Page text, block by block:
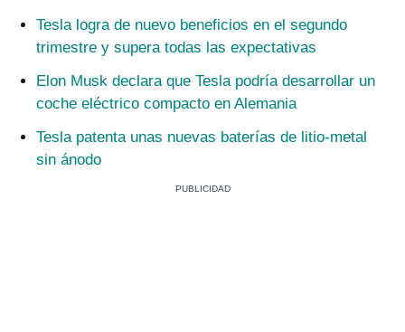
Tesla logra de nuevo beneficios en el segundo
trimestre y supera todas las expectativas
Elon Musk declara que Tesla podría desarrollar un
coche eléctrico compacto en Alemania
Tesla patenta unas nuevas baterías de litio-metal
sin ánodo